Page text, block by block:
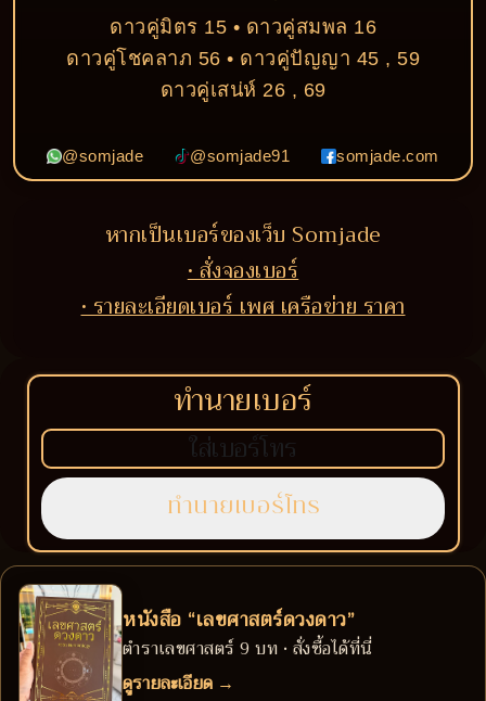
ดาวคู่มิตร 15 • ดาวคู่สมพล 16
ดาวคู่โชคลาภ 56 • ดาวคู่ปัญญา 45 , 59
ดาวคู่เสน่ห์ 26 , 69
@somjade @somjade91 somjade.com
หากเป็นเบอร์ของเว็บ Somjade
• สั่งจองเบอร์
• รายละเอียดเบอร์ เพศ เครือข่าย ราคา
ทำนายเบอร์
หนังสือ “เลขศาสตร์ดวงดาว”
ตำราเลขศาสตร์ 9 บท • สั่งซื้อได้ที่นี่
ดูรายละเอียด →